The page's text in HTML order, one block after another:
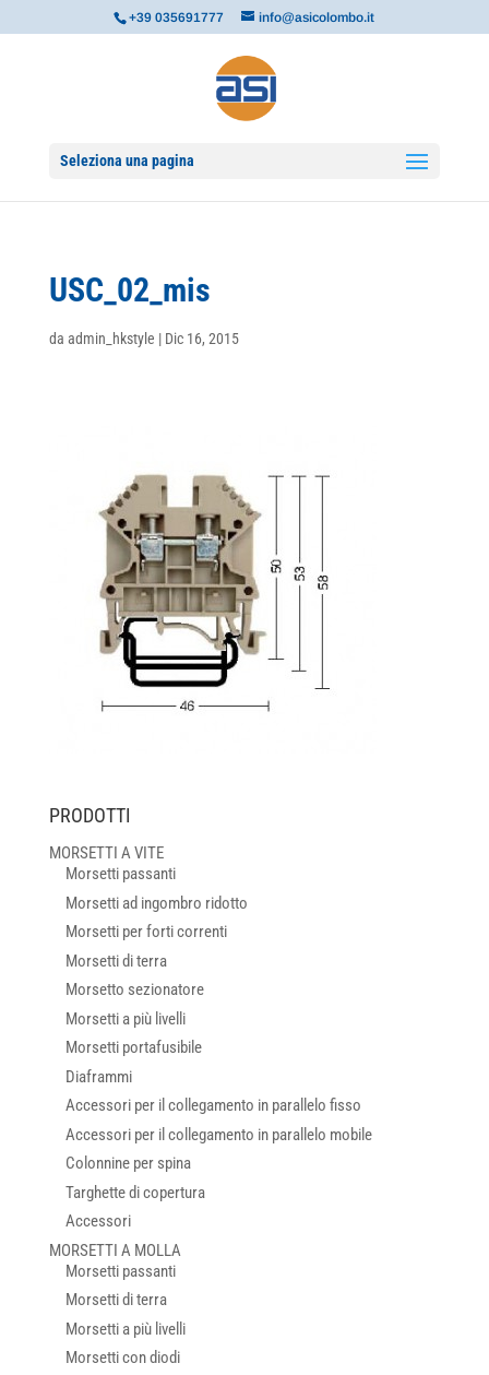
+39 035691777 info@asicolombo.it
Seleziona una pagina
USC_02_mis
da admin_hkstyle | Dic 16, 2015
PRODOTTI
MORSETTI A VITE
Morsetti passanti
Morsetti ad ingombro ridotto
Morsetti per forti correnti
Morsetti di terra
Morsetto sezionatore
Morsetti a più livelli
Morsetti portafusibile
Diaframmi
Accessori per il collegamento in parallelo fisso
Accessori per il collegamento in parallelo mobile
Colonnine per spina
Targhette di copertura
Accessori
MORSETTI A MOLLA
Morsetti passanti
Morsetti di terra
Morsetti a più livelli
Morsetti con diodi